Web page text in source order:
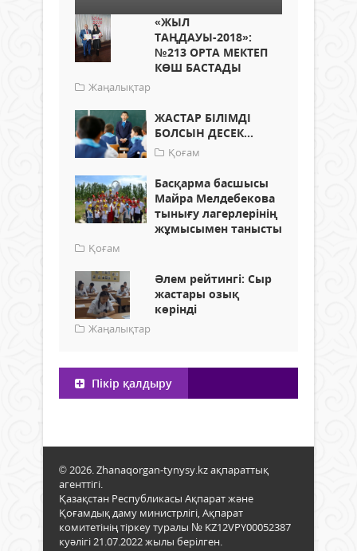
«ЖЫЛ
ТАҢДАУЫ-2018»:
№213 ОРТА МЕКТЕП
КӨШ БАСТАДЫ
Жаңалықтар
ЖАСТАР БІЛІМДІ
БОЛСЫН ДЕСЕК...
Қоғам
Басқарма басшысы
Майра Мелдебекова
тынығу лагерлерінің
жұмысымен танысты
Қоғам
Әлем рейтингі: Сыр
жастары озық
көрінді
Жаңалықтар
Пікір қалдыру
© 2026. Zhanaqorgan-tynysy.kz ақпараттық
агенттігі.
Қазақстан Республикасы Ақпарат және
Қоғамдық даму министрлігі, Ақпарат
комитетінің тіркеу туралы № KZ12VPY00052387
куәлігі 21.07.2022 жылы берілген.